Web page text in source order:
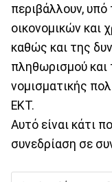
περιβάλλουν,
οικονομικών και
καθώς και της
πληθωρισμού και
νομισματικής
ΕΚΤ.
Αυτό είναι κάτι
συνεδρίαση σε